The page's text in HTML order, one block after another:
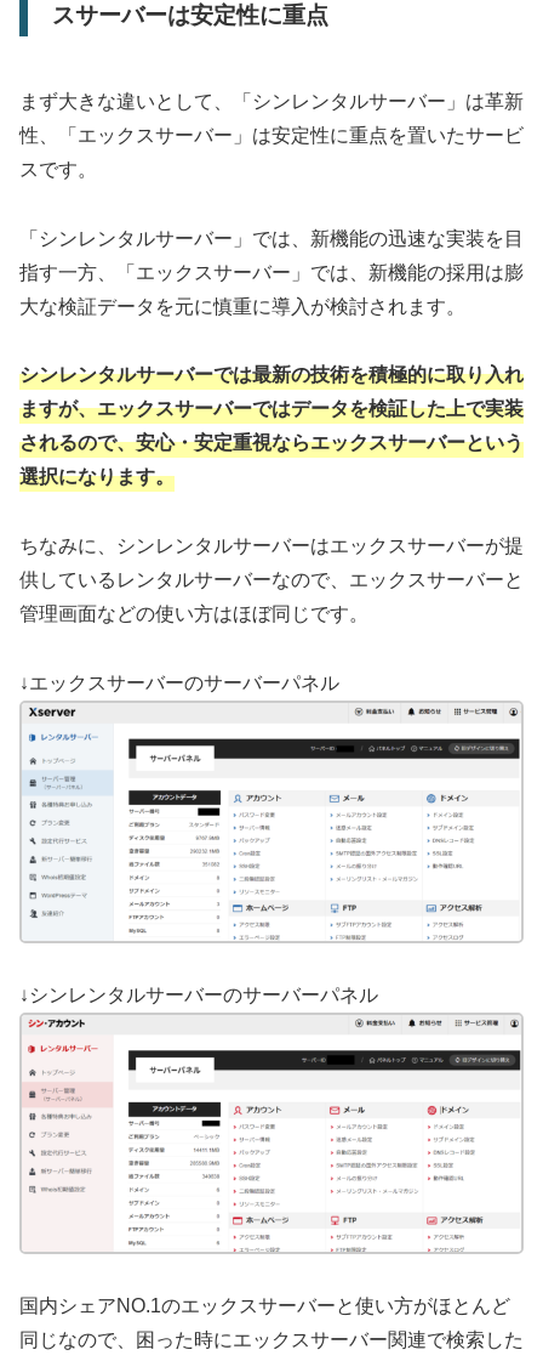
スサーバーは安定性に重点
まず大きな違いとして、「シンレンタルサーバー」は革新
性、「エックスサーバー」は安定性に重点を置いたサービ
スです。
「シンレンタルサーバー」では、新機能の迅速な実装を目
指す一方、「エックスサーバー」では、新機能の採用は膨
大な検証データを元に慎重に導入が検討されます。
シンレンタルサーバーでは最新の技術を積極的に取り入れ
ますが、エックスサーバーではデータを検証した上で実装
されるので、安心・安定重視ならエックスサーバーという
選択になります。
ちなみに、シンレンタルサーバーはエックスサーバーが提
供しているレンタルサーバーなので、エックスサーバーと
管理画面などの使い方はほぼ同じです。
↓エックスサーバーのサーバーパネル
↓シンレンタルサーバーのサーバーパネル
国内シェアNO.1のエックスサーバーと使い方がほとんど
同じなので、困った時にエックスサーバー関連で検索した